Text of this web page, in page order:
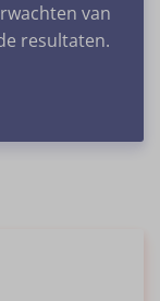
van
resultaten.